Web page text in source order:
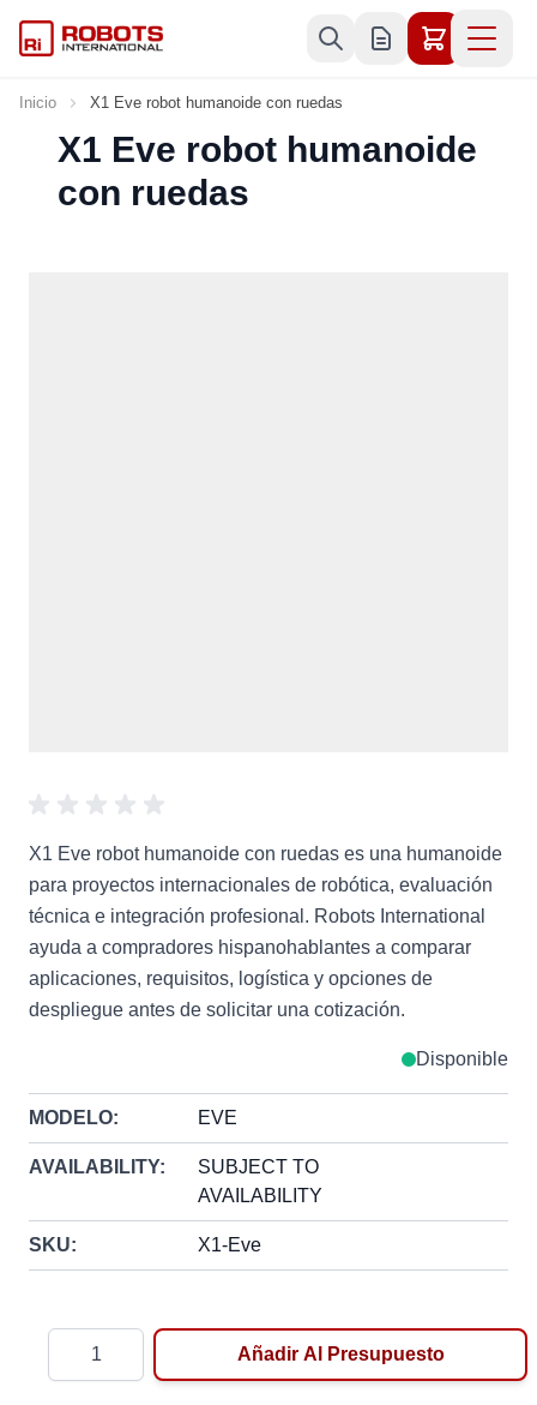
Inicio X1 Eve robot humanoide con ruedas
X1 Eve robot humanoide
con ruedas
X1 Eve robot humanoide con ruedas es una humanoide
para proyectos internacionales de robótica, evaluación
técnica e integración profesional. Robots International
ayuda a compradores hispanohablantes a comparar
aplicaciones, requisitos, logística y opciones de
despliegue antes de solicitar una cotización.
Disponible
MODELO: EVE
AVAILABILITY:
SUBJECT TO
AVAILABILITY
SKU: X1-Eve
Añadir Al Presupuesto